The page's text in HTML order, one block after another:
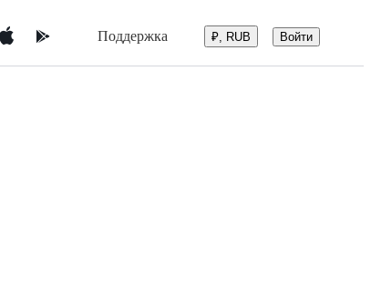
Поддержка ₽, RUB Войти